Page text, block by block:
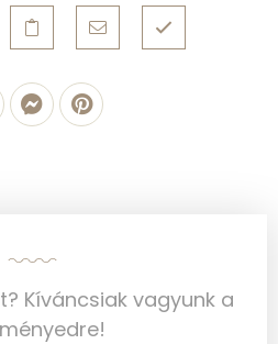
zsírsav
Kíváncsiak vagyunk a